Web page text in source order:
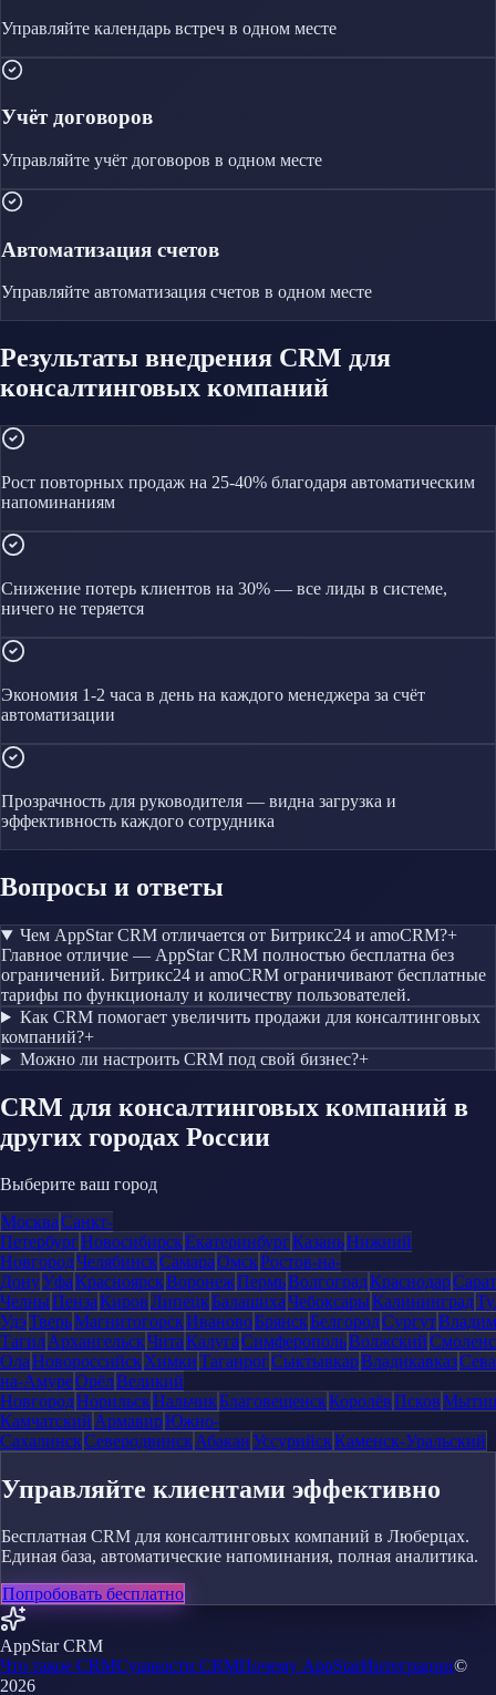
Управляйте календарь встреч в одном месте
Учёт договоров
Управляйте учёт договоров в одном месте
Автоматизация счетов
Управляйте автоматизация счетов в одном месте
Результаты внедрения CRM для
консалтинговых компаний
Рост повторных продаж на 25-40% благодаря автоматическим
напоминаниям
Снижение потерь клиентов на 30% — все лиды в системе,
ничего не теряется
Экономия 1-2 часа в день на каждого менеджера за счёт
автоматизации
Прозрачность для руководителя — видна загрузка и
эффективность каждого сотрудника
Вопросы и ответы
Чем AppStar CRM отличается от Битрикс24 и amoCRM?+
Главное отличие — AppStar CRM полностью бесплатна без
ограничений. Битрикс24 и amoCRM ограничивают бесплатные
тарифы по функционалу и количеству пользователей.
Как CRM помогает увеличить продажи для консалтинговых
компаний?+
Можно ли настроить CRM под свой бизнес?+
CRM для консалтинговых компаний в
других городах России
Выберите ваш город
МоскваСанкт-
ПетербургНовосибирскЕкатеринбургКазаньНижний
НовгородЧелябинскСамараОмскРостов-на-
ДонуУфаКрасноярскВоронежПермьВолгоградКраснодар
ЧелныПензаКировЛипецкБалашихаЧебоксарыКалининград
УдэТверьМагнитогорскИвановоБрянскБелгородСургут
ТагилАрхангельскЧитаКалугаСимферопольВолжский
ОлаНовороссийскХимкиТаганрогСыктывкарВладикавказ
на-АмуреОрёлВеликий
НовгородНорильскНальчикБлаговещенскКоролёвПсков
Камчатский АрмавирЮжно-
СахалинскСеверодвинскАбаканУссурийскКаменск-Уральский
Управляйте клиентами эффективно
Бесплатная CRM для консалтинговых компаний в Люберцах.
Единая база, автоматические напоминания, полная аналитика.
Попробовать бесплатно
AppStar CRM
Что такое CRMСущности CRMПочему AppStarИнтеграции©
2026